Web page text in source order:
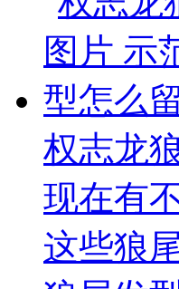
权志龙
现在有
这些狼